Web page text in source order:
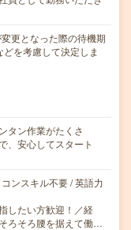
更となった際の待機期
を考慮して決定しま
タン作業がたくさ
、安心してスタート
ンスキル不要 / 英語力
したい方歓迎！／経
ろそろ腰を据えて働…